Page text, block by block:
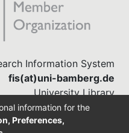
Information System
fis(at)uni-bamberg.de
University Library
(0951) 863-1568
information for the
Preferences,